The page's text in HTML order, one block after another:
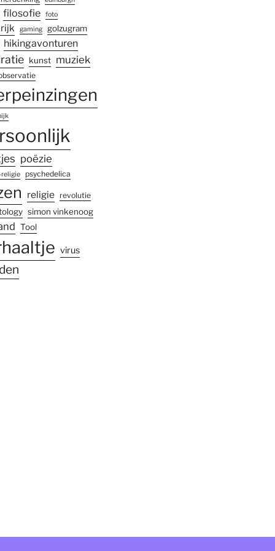
filosofie foto
gaming
golzugram
hikingavonturen
kunst muziek
poëzie
religie psychedelica
religie revolutie
simon vinkenoog
Tool
virus